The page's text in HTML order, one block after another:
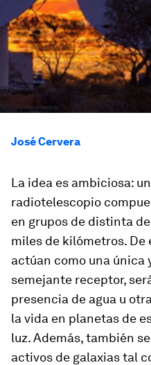
José Cervera
La idea es ambiciosa:
radiotelescopio
en grupos de distinta
miles de kilómetros.
actúan como una única
semejante receptor,
presencia de agua u
la vida en planetas de
luz. Además, también
activos de galaxias tal